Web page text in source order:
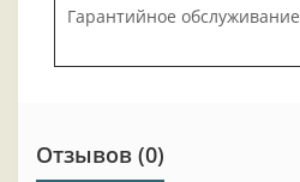
Гарантийное обслуживание
Отзывов (0)